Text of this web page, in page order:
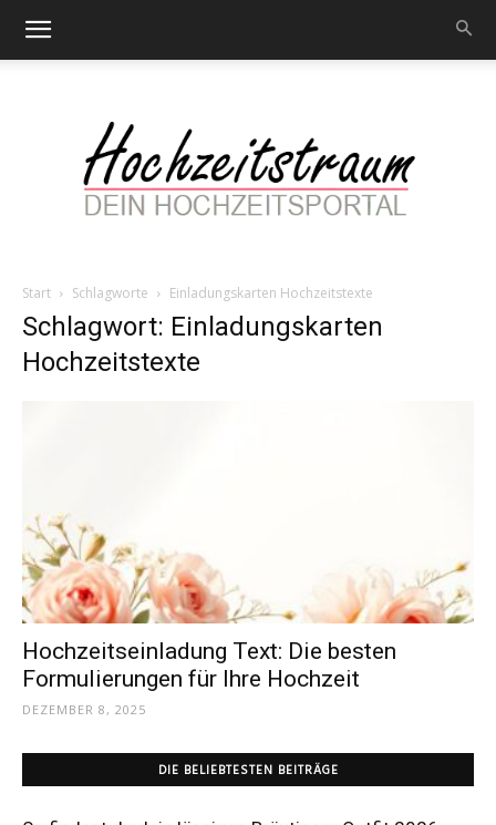
Hochzeitstraum
Portal
Start Schlagworte Einladungskarten Hochzeitstexte
Schlagwort: Einladungskarten
Hochzeitstexte
Hochzeitseinladung Text: Die besten
Formulierungen für Ihre Hochzeit
DEZEMBER 8, 2025
DIE BELIEBTESTEN BEITRÄGE